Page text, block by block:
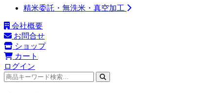
精米委託・無洗米・真空加工
会社概要
お問合せ
ショップ
カート
ログイン